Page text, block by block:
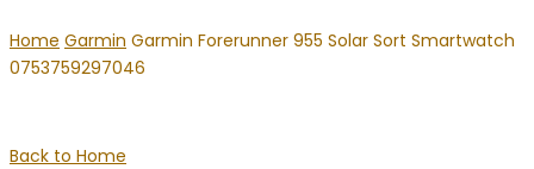
Home Garmin Garmin Forerunner 955 Solar Sort Smartwatch
0753759297046
Back to Home